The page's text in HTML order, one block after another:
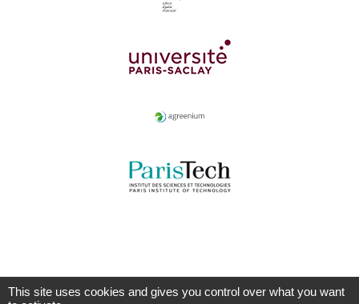
This site uses cookies and gives you control over what you want